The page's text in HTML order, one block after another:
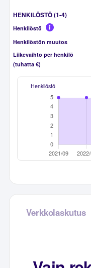
HENKILÖSTÖ (1-4)
Henkilöstö
Henkilöstön muutos
Liikevaihto per henkilö
(tuhatta €)
Henkilöstö
Verkkolaskutus